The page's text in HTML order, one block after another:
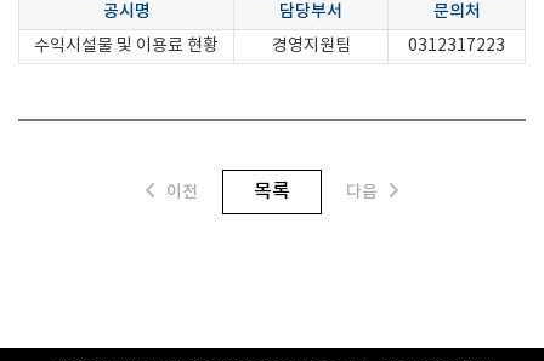
공시명 담당부서 문의처
수익시설물 및 이용료 현황 경영지원팀 0312317223
이전 목록 다음